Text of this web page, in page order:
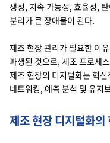
생성, 지속 가능성, 효율성,
분리가 큰 장애물이 된다.
제조 현장 관리가 필요한 이
파생된 것으로, 제조 프로세
제조 현장의 디지털화는 혁
네트워킹, 예측 분석 및 유지
제조 현장 디지털화의